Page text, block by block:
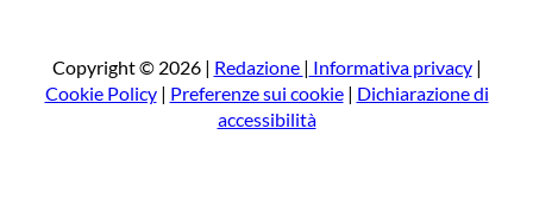
a
Copyright © 2026 | Redazione | Informativa privacy|
Cookie Policy| Preferenze sui cookie| Dichiarazione di
accessibilità